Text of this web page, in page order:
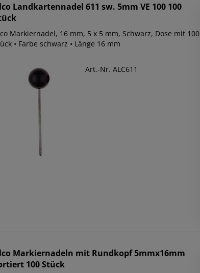
Landkartennadel 611 sw. 5mm VE 100 100
Markiernadel, 16 mm, 5 x 5 mm, Schwarz, Dose mit 100
• Farbe schwarz • Länge 16 mm
Art.-Nr. ALC611
Markiernadeln mit Rundkopf 5mmx16mm
100 Stück